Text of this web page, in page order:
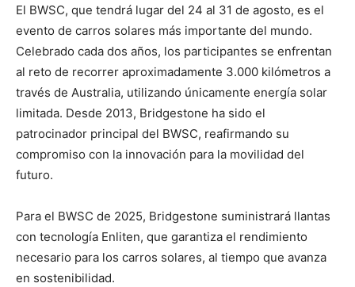
El BWSC, que tendrá lugar del 24 al 31 de agosto, es el
evento de carros solares más importante del mundo.
Celebrado cada dos años, los participantes se enfrentan
al reto de recorrer aproximadamente 3.000 kilómetros a
través de Australia, utilizando únicamente energía solar
limitada. Desde 2013, Bridgestone ha sido el
patrocinador principal del BWSC, reafirmando su
compromiso con la innovación para la movilidad del
futuro.
Para el BWSC de 2025, Bridgestone suministrará llantas
con tecnología Enliten, que garantiza el rendimiento
necesario para los carros solares, al tiempo que avanza
en sostenibilidad.